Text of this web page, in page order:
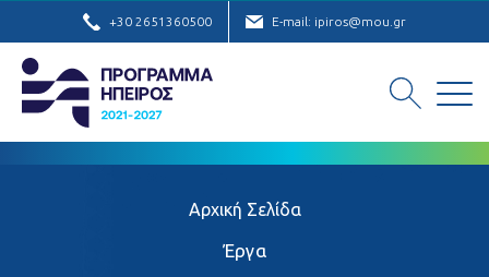
+30 2651360500 E-mail: ipiros@mou.gr
Αρχική Σελίδα
Έργα